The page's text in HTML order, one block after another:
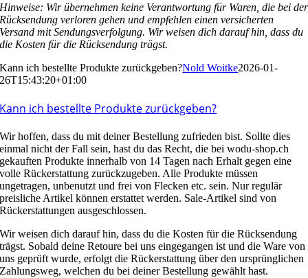
Hinweise: Wir übernehmen keine Verantwortung für Waren, die bei der
Rücksendung verloren gehen und empfehlen einen versicherten
Versand mit Sendungsverfolgung. Wir weisen dich darauf hin, dass du
die Kosten für die Rücksendung trägst.
Kann ich bestellte Produkte zurückgeben?Nold Woitke2026-01-
26T15:43:20+01:00
Kann ich bestellte Produkte zurückgeben?
Wir hoffen, dass du mit deiner Bestellung zufrieden bist. Sollte dies
einmal nicht der Fall sein, hast du das Recht, die bei wodu-shop.ch
gekauften Produkte innerhalb von 14 Tagen nach Erhalt gegen eine
volle Rückerstattung zurückzugeben. Alle Produkte müssen
ungetragen, unbenutzt und frei von Flecken etc. sein. Nur regulär
preisliche Artikel können erstattet werden. Sale-Artikel sind von
Rückerstattungen ausgeschlossen.
Wir weisen dich darauf hin, dass du die Kosten für die Rücksendung
trägst. Sobald deine Retoure bei uns eingegangen ist und die Ware von
uns geprüft wurde, erfolgt die Rückerstattung über den ursprünglichen
Zahlungsweg, welchen du bei deiner Bestellung gewählt hast.